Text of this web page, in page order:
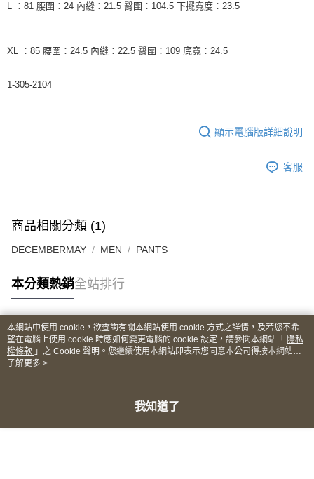
L ：81 腰圍：24 內縫：21.5 臀圍：104.5 下擺寬度：23.5
XL ：85 腰圍：24.5 內縫：22.5 臀圍：109 底寬：24.5
1-305-2104
顯示電腦版詳細說明
客服
商品相關分類 (1)
DECEMBERMAY MEN PANTS
本分類熱銷全站排行
熱門標籤
本網站中使用 cookie，欲查詢有關本網站使用 cookie 方式之詳情，及若您不希
望在電腦上使用 cookie 時應如何變更電腦的 cookie 設定，請參閱本網站「 隱私
權條款 」之 Cookie 聲明。您繼續使用本網站即表示您同意本公司得按本網站使
用條款之 Cookie 聲明使用 cookie。
了解更多 >
我知道了